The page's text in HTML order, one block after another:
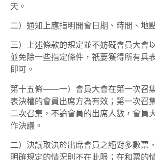
天。
二）通知上應指明開會日期、時間、地
三）上述條款的規定並不妨礙會員大會
並免除一些指定條件，祇要獲得所有具
即可。
第十五條——一）會員大會在第一次召
表決權的會員出席方為有效；第一次召
二次召集，不論會員的出席人數，會員
作決議。
二）決議取決於出席會員之絕對多數票
明確規定的情況則不在此限；在和票的